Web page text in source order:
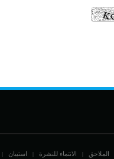
الملاحق | الانتماء للنشرة | استبيان |